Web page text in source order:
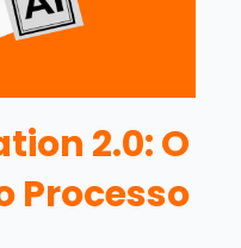
2.0: O
Processo